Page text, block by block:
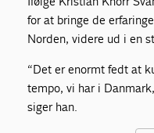
for at bringe de
Norden, videre ud i en
“Det er enormt fedt at
tempo, vi har i
siger han.